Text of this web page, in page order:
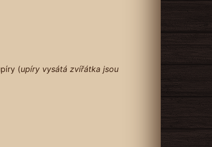
(upíry vysátá zvířátka jsou